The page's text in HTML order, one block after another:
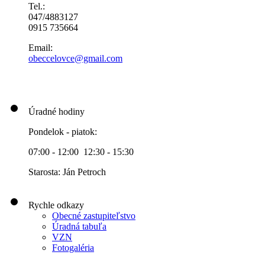
Tel.:
047/4883127
0915 735664
Email:
obeccelovce@gmail.com
Úradné hodiny
Pondelok - piatok:
07:00 - 12:00 12:30 - 15:30
Starosta: Ján Petroch
Rychle odkazy
Obecné zastupiteľstvo
Úradná tabuľa
VZN
Fotogaléria